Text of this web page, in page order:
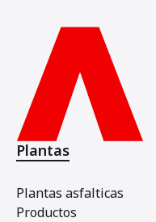
Plantas
Plantas asfalticas
Productos